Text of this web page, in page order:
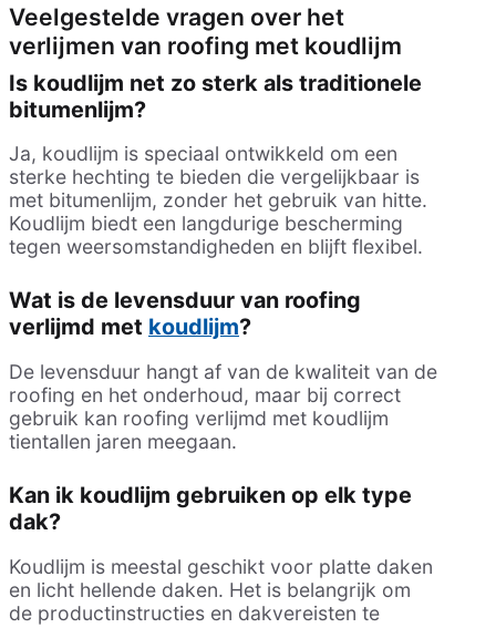
Veelgestelde vragen over het
verlijmen van roofing met koudlijm
Is koudlijm net zo sterk als traditionele
bitumenlijm?
Ja, koudlijm is speciaal ontwikkeld om een
sterke hechting te bieden die vergelijkbaar is
met bitumenlijm, zonder het gebruik van hitte.
Koudlijm biedt een langdurige bescherming
tegen weersomstandigheden en blijft flexibel.
Wat is de levensduur van roofing
verlijmd met koudlijm?
De levensduur hangt af van de kwaliteit van de
roofing en het onderhoud, maar bij correct
gebruik kan roofing verlijmd met koudlijm
tientallen jaren meegaan.
Kan ik koudlijm gebruiken op elk type
dak?
Koudlijm is meestal geschikt voor platte daken
en licht hellende daken. Het is belangrijk om
de productinstructies en dakvereisten te